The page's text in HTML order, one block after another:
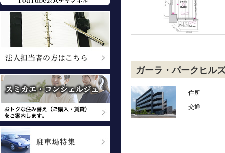
ガーラ・パークヒル
住所
交通